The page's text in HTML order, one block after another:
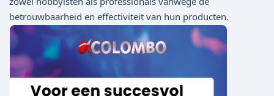
betrouwbaarheid en effectiviteit van hun producten.